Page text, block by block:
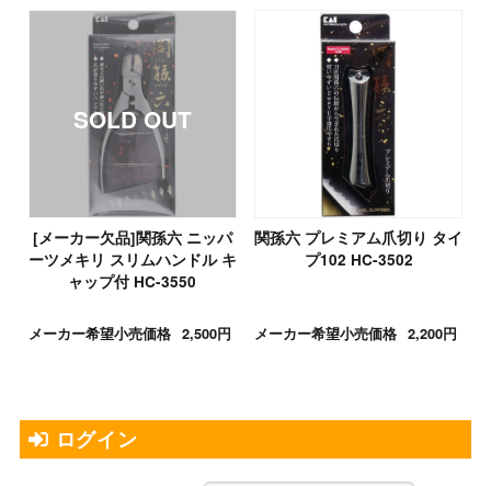
[メーカー欠品]関孫六 ニッパ
ーツメキリ スリムハンドル キ
ャップ付 HC-3550
メーカー希望小売価格 2,500円
関孫六 プレミアム爪切り タイ
プ102 HC-3502
メーカー希望小売価格 2,200円
ログイン